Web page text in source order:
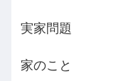
実家問題
家のこと